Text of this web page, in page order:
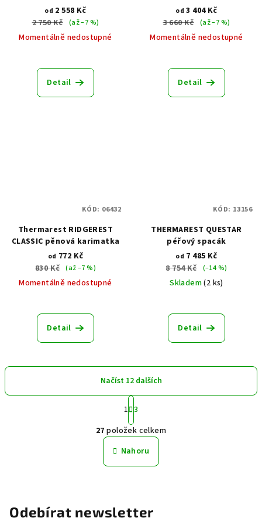
přikrývka
od 2 558 Kč
2 750 Kč
(až –7 %)
Momentálně nedostupné
Detail
od 3 404 Kč
3 660 Kč
(až –7 %)
Momentálně nedostupné
Detail
Thermarest RIDGEREST
CLASSIC pěnová karimatka
od 772 Kč
830 Kč (až –7 %)
Momentálně nedostupné
Detail
KÓD: 06432
THERMAREST QUESTAR
péřový spacák
od 7 485 Kč
8 754 Kč
(–14 %)
Skladem(2 ks)
Detail
KÓD: 13156
O
v
l
á
í
Načíst 12 dalších
S
t
r
á
n
k
o
í
1 3
27 položek celkem
Nahoru
Odebírat newsletter